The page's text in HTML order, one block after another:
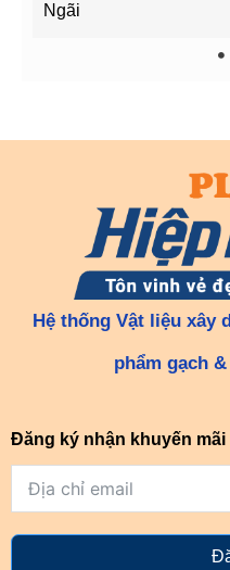
Ngãi
1
Hệ thống Vật liệu xây
phẩm gạch
Đăng ký nhận khuyến mãi